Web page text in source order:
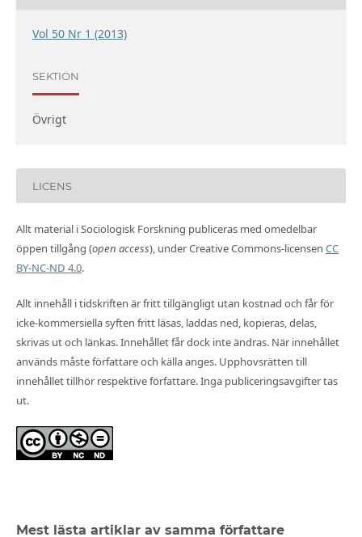
Vol 50 Nr 1 (2013)
SEKTION
Övrigt
LICENS
Allt material i Sociologisk Forskning publiceras med omedelbar
öppen tillgång (open access), under Creative Commons-licensen CC
BY-NC-ND 4.0.
Allt innehåll i tidskriften är fritt tillgängligt utan kostnad och får för
icke-kommersiella syften fritt läsas, laddas ned, kopieras, delas,
skrivas ut och länkas. Innehållet får dock inte ändras. När innehållet
används måste författare och källa anges. Upphovsrätten till
innehållet tillhör respektive författare. Inga publiceringsavgifter tas
ut.
Mest lästa artiklar av samma författare